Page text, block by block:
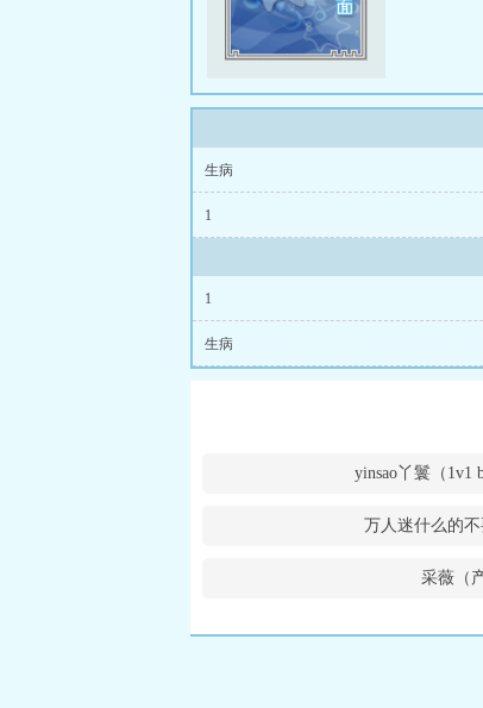
生病
1
1
生病
yinsao丫鬟（1v1
万人迷什么的不
采薇（